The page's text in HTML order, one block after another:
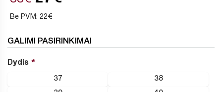
Be PVM: 22€
GALIMI PASIRINKIMAI
Dydis
37 38